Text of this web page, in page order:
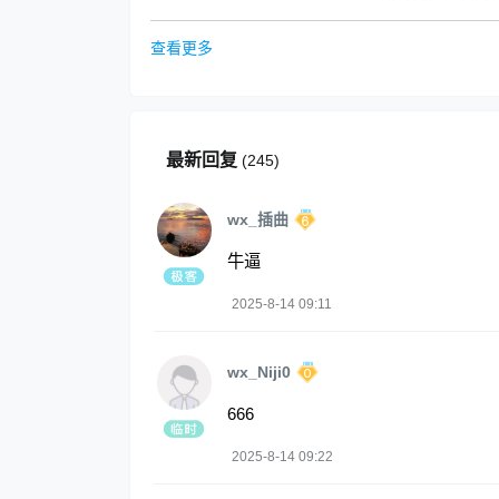
查看更多
最新回复 (245)
wx_插曲
牛逼
2025-8-14 09:11
wx_Niji0
666
2025-8-14 09:22